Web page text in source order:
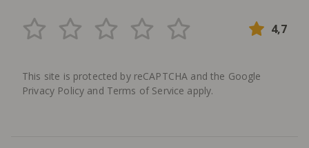
4,7
This site is protected by reCAPTCHA and the Google
Privacy Policy and Terms of Service apply.